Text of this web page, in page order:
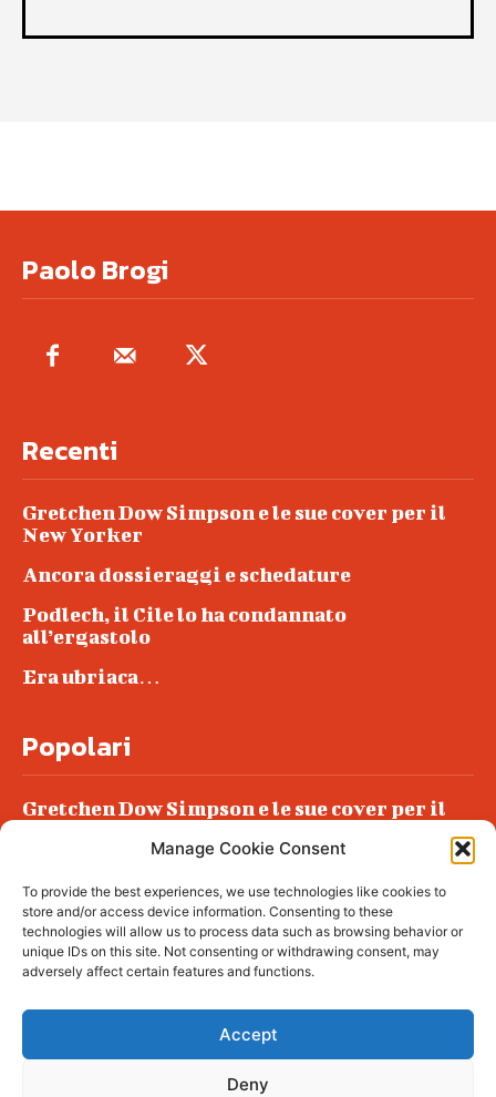
Manage Cookie Consent
To provide the best experiences, we use technologies like cookies to
store and/or access device information. Consenting to these
technologies will allow us to process data such as browsing behavior or
unique IDs on this site. Not consenting or withdrawing consent, may
adversely affect certain features and functions.
Accept
Deny
Paolo Brogi
Recenti
Gretchen Dow Simpson e le sue cover per il
New Yorker
Ancora dossieraggi e schedature
Podlech, il Cile lo ha condannato
all’ergastolo
Era ubriaca…
Popolari
Gretchen Dow Simpson e le sue cover per il
Podlech, il Cile lo ha condannato
all’ergastolo
Era ubriaca…